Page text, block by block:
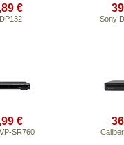
€
Sony
€
SR760